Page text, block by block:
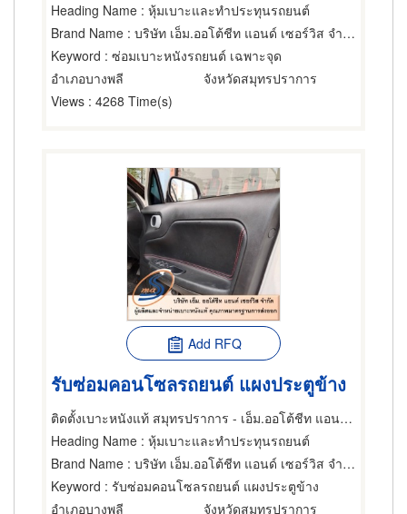
Heading Name : หุ้มเบาะและทำประทุนรถยนต์
Brand Name : บริษัท เอ็ม.ออโต้ชีท แอนด์ เซอร์วิส จำกัด
Keyword : ซ่อมเบาะหนังรถยนต์ เฉพาะจุด
อำเภอบางพลี
จังหวัดสมุทรปราการ
Views : 4268 Time(s)
Add RFQ
รับซ่อมคอนโซลรถยนต์ แผงประตูข้าง
ติดตั้งเบาะหนังแท้ สมุทรปราการ - เอ็ม.ออโต้ชีท แอนด์ เซอร์วิส
Heading Name : หุ้มเบาะและทำประทุนรถยนต์
Brand Name : บริษัท เอ็ม.ออโต้ชีท แอนด์ เซอร์วิส จำกัด
Keyword : รับซ่อมคอนโซลรถยนต์ แผงประตูข้าง
อำเภอบางพลี
จังหวัดสมุทรปราการ